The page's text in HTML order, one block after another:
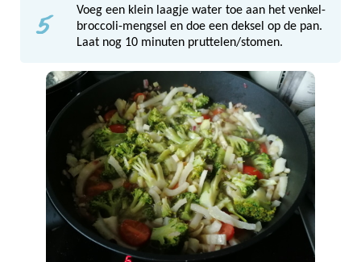
5
Voeg een klein laagje water toe aan het venkel-
broccoli-mengsel en doe een deksel op de pan.
Laat nog 10 minuten pruttelen/stomen.